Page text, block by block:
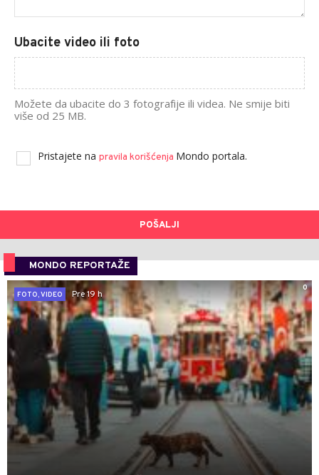
Ubacite video ili foto
Možete da ubacite do 3 fotografije ili videa. Ne smije biti
više od 25 MB.
Pristajete na pravila korišćenja Mondo portala.
POŠALJI
MONDO REPORTAŽE
0
FOTO, VIDEO
Pre 19 h